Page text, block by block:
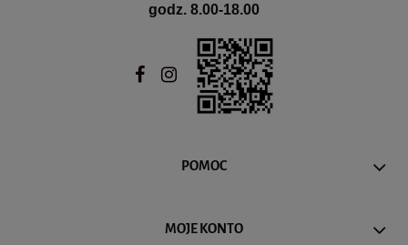
godz. 8.00-18.00
POMOC
MOJE KONTO